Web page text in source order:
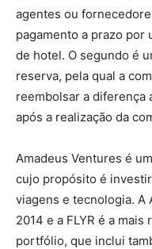
agentes ou
pagamento a prazo por
de hotel. O segundo é
reserva, pela qual a
reembolsar a diferença
após a realização da
Amadeus Ventures é
cujo propósito é
viagens e tecnologia. A
2014 e a FLYR é a
portfólio, que inclui